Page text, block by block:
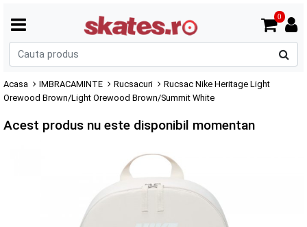
0
Acasa IMBRACAMINTE Rucsacuri
Rucsac Nike Heritage Light
Orewood Brown/Light Orewood Brown/Summit White
Acest produs nu este disponibil momentan